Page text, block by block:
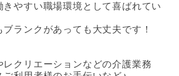
きやすい職場環境として喜ばれてい
ランクがあっても大丈夫です！
レクリエーションなどの介護業務